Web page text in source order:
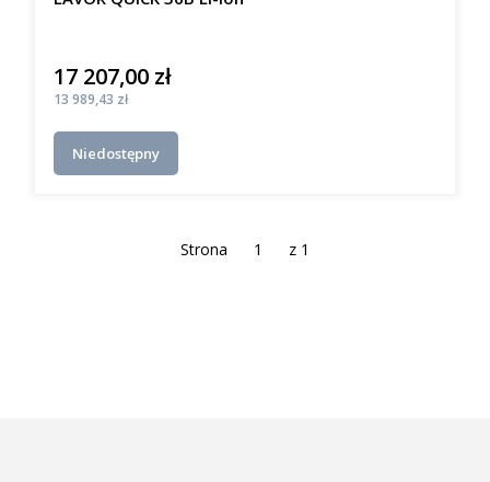
Cena
17 207,00 zł
Cena
13 989,43 zł
Niedostępny
Strona z 1